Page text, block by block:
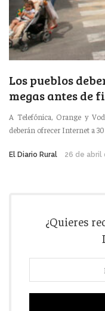
Los pueblos
megas antes de
A Telefónica, Orange y
deberán ofrecer Internet a
El Diario Rural 26 de abril
¿Quieres